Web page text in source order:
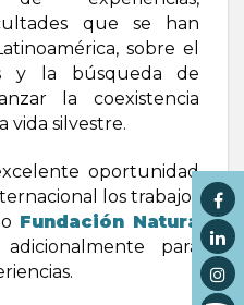
que se han
sobre el
y la búsqueda de
la coexistencia
vida silvestre.
oportunidad
los trabajos
Fundación Natura
para